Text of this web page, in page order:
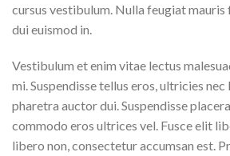
cursus vestibulum. Nulla feugiat
dui euismod in.
Vestibulum et enim vitae lectus
mi. Suspendisse tellus eros, ultricies
pharetra auctor dui. Suspendisse
commodo eros ultrices vel. Fusce elit
libero non, consectetur accumsan est.